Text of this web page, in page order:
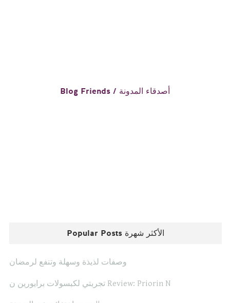
Blog Friends / أصدقاء المدونة
Popular Posts الأكثر شهرة
وصفات لذيذة وسهلة وتنفع لرمضان
تجربتي لكبسولات برايورين ن Review: Priorin N